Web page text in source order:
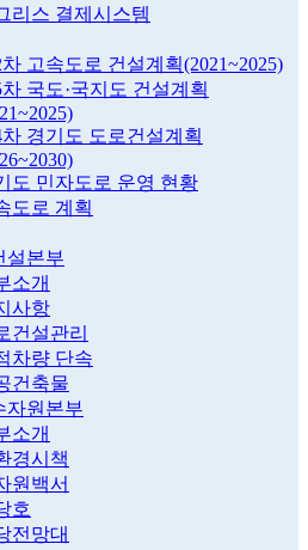
리스 결제시스템
고속도로 건설계획(2021~2025)
국도·국지도 건설계획
경기도 도로건설계획
도 민자도로 운영 현황
도로 계획
설본부
소개
사항
건설관리
차량 단속
건축물
자원본부
소개
경시책
원백서
호
전망대